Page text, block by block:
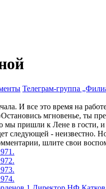
Телеграм-группа
И все это время на
мгновенье, ты
пришли к Лене в гости,
следующей - неизвестно.
шлите свои